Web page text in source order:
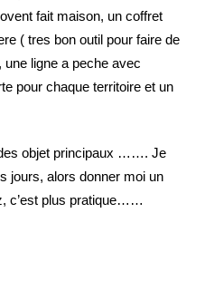
fait maison, un coffret
( tres bon outil pour faire de
ligne a peche avec
pour chaque territoire et un
objet principaux ……. Je
jours, alors donner moi un
c’est plus pratique……